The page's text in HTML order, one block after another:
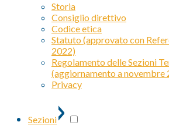
Storia
Consiglio direttivo
Codice etica
Statuto (approvato con
2022)
Regolamento delle Sezioni
(aggiornamento a novembre
Privacy
Sezioni›